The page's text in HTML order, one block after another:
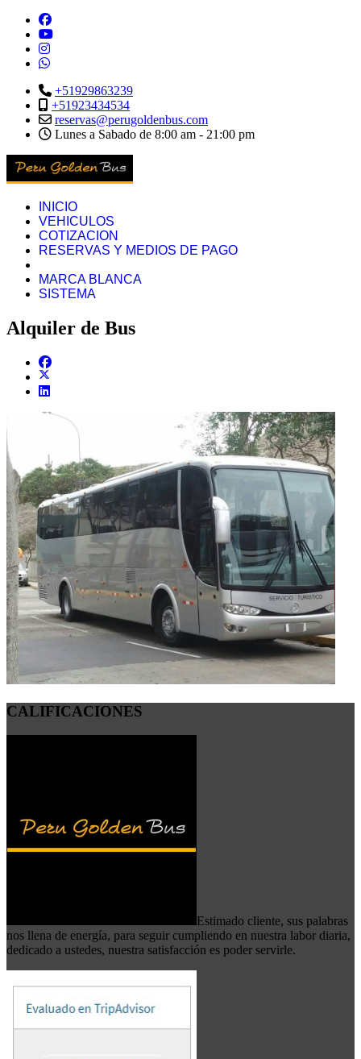
+51929863239
+51923434534
reservas@perugoldenbus.com
Lunes a Sabado de 8:00 am - 21:00 pm
INICIO
VEHICULOS
COTIZACION
RESERVAS Y MEDIOS DE PAGO
MARCA BLANCA
SISTEMA
Alquiler de Bus
CALIFICACIONES
Estimado cliente, sus palabras
nos llena de energía, para seguir cumpliendo en nuestra labor diaria,
dedicado a ustedes, nuestra satisfacción es poder servirle.